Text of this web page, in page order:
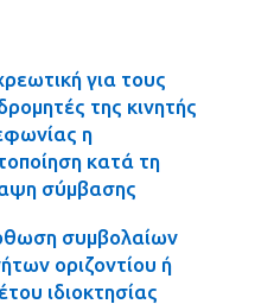
για τους
της κινητής
η
κατά τη
σύμβασης
συμβολαίων
οριζοντίου ή
ιδιοκτησίας